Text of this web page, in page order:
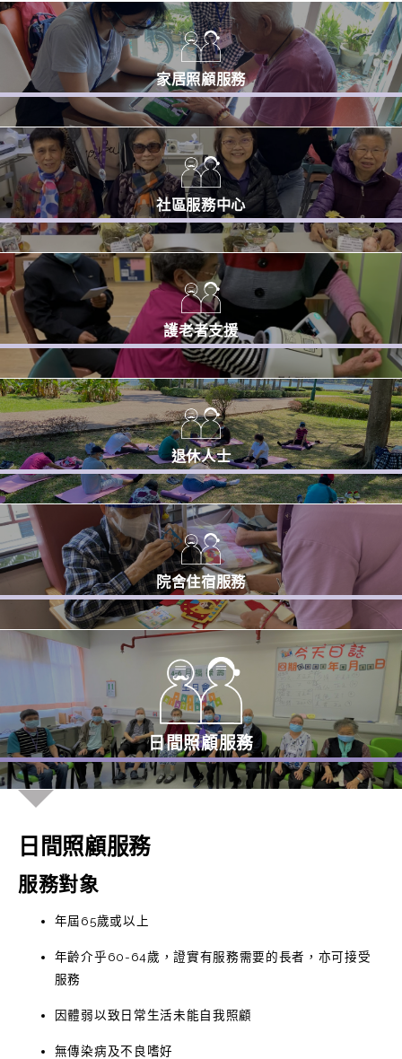
日間照顧服務
家居照顧服務
社區服務中心
護老者支援
退休人士
院舍住宿服務
日間照顧服務
服務對象
年屆65歲或以上
年齡介乎60-64歲，證實有服務需要的長者，亦可接受
服務
因體弱以致日常生活未能自我照顧
無傳染病及不良嗜好